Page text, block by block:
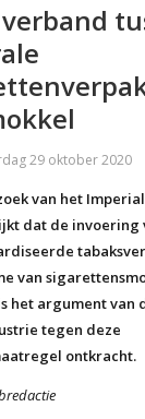
29 oktober 2020
van het
dat de invoering
van
het argument van
tegen deze
ontkracht.